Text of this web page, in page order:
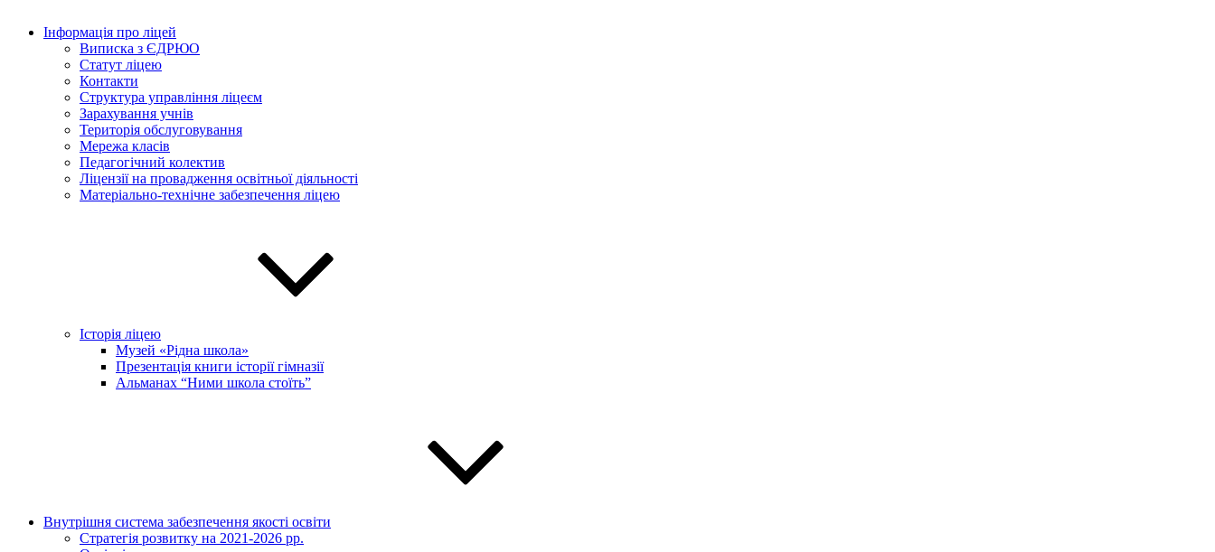
Інформація про ліцей
Виписка з ЄДРЮО
Статут ліцею
Контакти
Структура управління ліцеєм
Зарахування учнів
Територія обслуговування
Мережа класів
Педагогічний колектив
Ліцензії на провадження освітньої діяльності
Матеріально-технічне забезпечення ліцею
Історія ліцею
Музей «Рідна школа»
Презентація книги історії гімназії
Альманах “Ними школа стоїть”
Внутрішня система забезпечення якості освіти
Стратегія розвитку на 2021-2026 рр.